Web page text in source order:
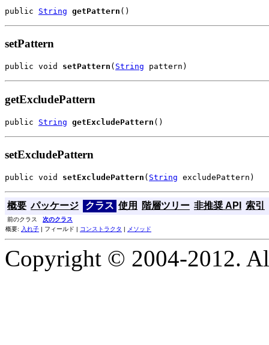
public String getPattern ()
setPattern
public void setPattern ( String pattern)
getExcludePattern
public String getExcludePattern ()
setExcludePattern
public void setExcludePattern ( String excludePattern)
概要 パッケージ クラス 使用 階層ツリー 非推奨 API 索引
前のクラス 次のクラス
概要: 入れ子 | フィールド | コンストラクタ | メソッド
Copyright © 2004-2012.